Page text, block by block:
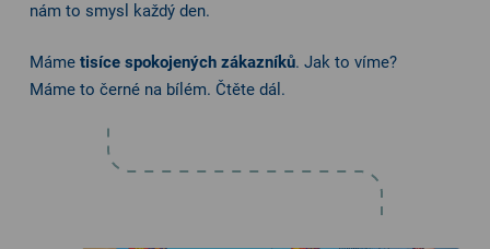
nám to smysl každý den.
Máme tisíce spokojených zákazníků. Jak to víme?
Máme to černé na bílém. Čtěte dál.